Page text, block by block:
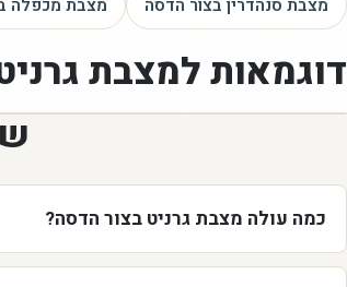
מצבת סנהדרין בצור הדסה מצבת מכפלה
דוגמאות למצבת
כמה עולה מצבת גרניט בצור הדסה?